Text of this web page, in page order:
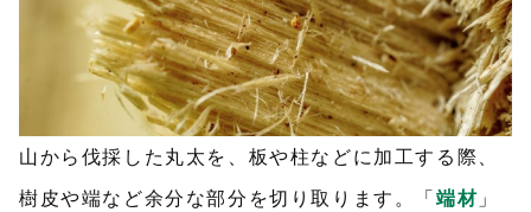
山から伐採した丸太を、板や柱などに加工する際、
樹皮や端など余分な部分を切り取ります。「端材 」